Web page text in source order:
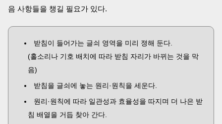
음 사항들을 챙길 필요가 있다.
받침이 들어가는 글쇠 영역을 미리 졍해 둔다.
(홀소리나 기호 배치에 따라 받침 자리가 바뀌는 것을 막
음)
받침을 글쇠에 놓는 원리·원칙을 세운다.
원리·원칙에 따라 일관성과 효율성을 따지며 더 나은 받
침 배열을 거듭 찾아 간다.